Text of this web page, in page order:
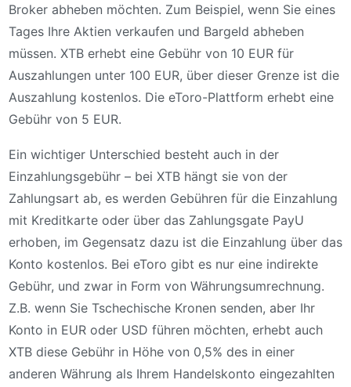
Broker abheben möchten. Zum Beispiel, wenn Sie eines
Tages Ihre Aktien verkaufen und Bargeld abheben
müssen. XTB erhebt eine Gebühr von 10 EUR für
Auszahlungen unter 100 EUR, über dieser Grenze ist die
Auszahlung kostenlos. Die eToro-Plattform erhebt eine
Gebühr von 5 EUR.
Ein wichtiger Unterschied besteht auch in der
Einzahlungsgebühr – bei XTB hängt sie von der
Zahlungsart ab, es werden Gebühren für die Einzahlung
mit Kreditkarte oder über das Zahlungsgate PayU
erhoben, im Gegensatz dazu ist die Einzahlung über das
Konto kostenlos. Bei eToro gibt es nur eine indirekte
Gebühr, und zwar in Form von Währungsumrechnung.
Z.B. wenn Sie Tschechische Kronen senden, aber Ihr
Konto in EUR oder USD führen möchten, erhebt auch
XTB diese Gebühr in Höhe von 0,5% des in einer
anderen Währung als Ihrem Handelskonto eingezahlten